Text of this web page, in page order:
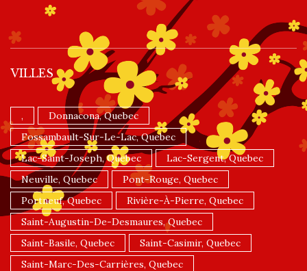
VILLES
,
Donnacona, Quebec
Fossambault-Sur-Le-Lac, Quebec
Lac-Saint-Joseph, Quebec
Lac-Sergent, Quebec
Neuville, Quebec
Pont-Rouge, Quebec
Portneuf, Quebec
Rivière-À-Pierre, Quebec
Saint-Augustin-De-Desmaures, Quebec
Saint-Basile, Quebec
Saint-Casimir, Quebec
Saint-Marc-Des-Carrières, Quebec